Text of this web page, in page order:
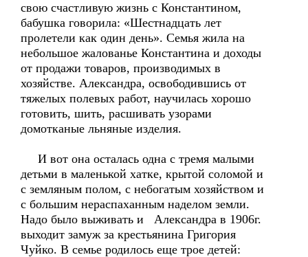
свою счастливую жизнь с Константином,
бабушка говорила: «Шестнадцать лет
пролетели как один день». Семья жила на
небольшое жалованье Константина и доходы
от продажи товаров, производимых в
хозяйстве. Александра, освободившись от
тяжелых полевых работ, научилась хорошо
готовить, шить, расшивать узорами
домотканые льняные изделия.
И вот она осталась одна с тремя малыми
детьми в маленькой хатке, крытой соломой и
с земляным полом, с небогатым хозяйством и
с большим нераспаханным наделом земли.
Надо было выживать и Александра в 1906г.
выходит замуж за крестьянина Григория
Чуйко. В семье родилось еще трое детей: